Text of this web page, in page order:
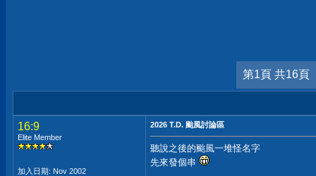
第1頁 共16頁
16:9
Elite Member
加入日期: Nov 2002
2026 T.D. 颱風討論區
聽說之後的颱風一堆怪名字
先來發個串